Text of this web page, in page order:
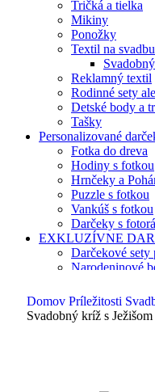
Tričká a tielka
Mikiny
Ponožky
Textil na svadbu
Reklamný textil
Rodinné sety
Detské body a
Tašky
Personalizované
Fotka do dreva
Hodiny s fotkou
Hrnčeky a
Puzzle s fotkou
Vankúš s fotkou
Darčeky s
EXKLUZÍVNE
Darčekové sety
Narodeninové
Domov Príležitosti
Svadobný kríž s Ježišom